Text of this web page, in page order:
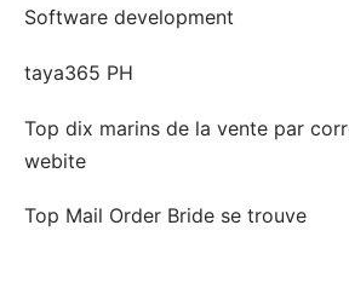
Software development
taya365 PH
Top dix marins de la vente par
webite
Top Mail Order Bride se trouve